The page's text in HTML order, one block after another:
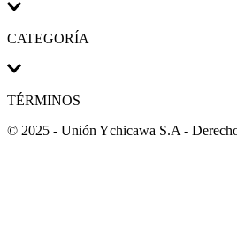
CATEGORÍA
TÉRMINOS
© 2025 - Unión Ychicawa S.A -